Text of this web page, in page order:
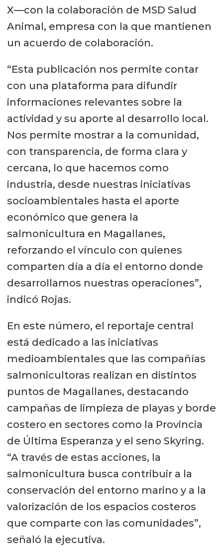
X—con la colaboración de MSD Salud
Animal, empresa con la que mantienen
un acuerdo de colaboración.
“Esta publicación nos permite contar
con una plataforma para difundir
informaciones relevantes sobre la
actividad y su aporte al desarrollo local.
Nos permite mostrar a la comunidad,
con transparencia, de forma clara y
cercana, lo que hacemos como
industria, desde nuestras iniciativas
socioambientales hasta el aporte
económico que genera la
salmonicultura en Magallanes,
reforzando el vínculo con quienes
comparten día a día el entorno donde
desarrollamos nuestras operaciones”,
indicó Rojas.
En este número, el reportaje central
está dedicado a las iniciativas
medioambientales que las compañías
salmonicultoras realizan en distintos
puntos de Magallanes, destacando
campañas de limpieza de playas y borde
costero en sectores como la Provincia
de Última Esperanza y el seno Skyring.
“A través de estas acciones, la
salmonicultura busca contribuir a la
conservación del entorno marino y a la
valorización de los espacios costeros
que comparte con las comunidades”,
señaló la ejecutiva.